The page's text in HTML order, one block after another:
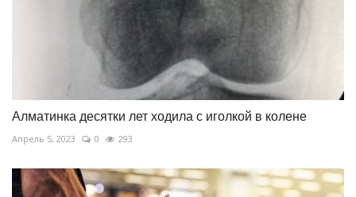
Алматинка десятки лет ходила с иголкой в колене
Апрель 5, 2023 0 293